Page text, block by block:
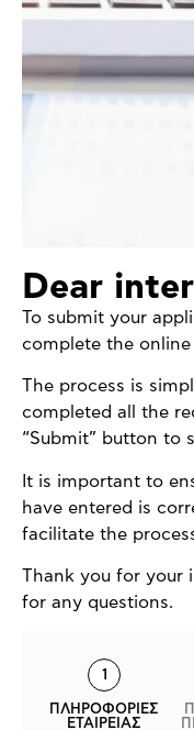
Dear
To submit your
complete the
The process is
completed all the
“Submit” button to
It is important to
have entered is
facilitate the
Thank you for your
for any questions.
1
ΠΛΗΡΟΦΟΡΙΕΣ
ΕΤΑΙΡΕΙΑΣ